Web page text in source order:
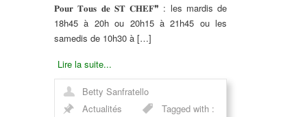
𝐏𝐨𝐮𝐫 𝐓𝐨𝐮𝐬 𝐝𝐞 𝐒𝐓 𝐂𝐇𝐄𝐅❞ : les mardis de
18h45 à 20h ou 20h15 à 21h45 oules
samedis de 10h30 à […]
Lire la suite...
Betty Sanfratello
Actualités
Tagged with :